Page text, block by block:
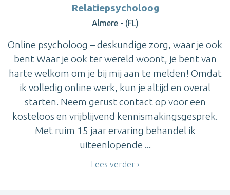
Relatiepsycholoog
Almere - (FL)
Online psycholoog – deskundige zorg, waar je ook
bent Waar je ook ter wereld woont, je bent van
harte welkom om je bij mij aan te melden! Omdat
ik volledig online werk, kun je altijd en overal
starten. Neem gerust contact op voor een
kosteloos en vrijblijvend kennismakingsgesprek.
Met ruim 15 jaar ervaring behandel ik
uiteenlopende ...
Lees verder